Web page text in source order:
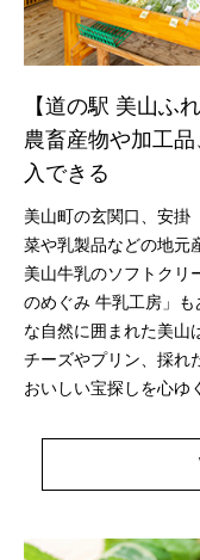
【道の駅 美⼭ふ
農畜産物や加⼯
⼊できる
美山町の玄関口、安掛
菜や乳製品などの地元
美山牛乳のソフトクリ
のめぐみ 牛乳工房」
な自然に囲まれた美山
チーズやプリン、採れ
おいしい宝探しを心ゆ